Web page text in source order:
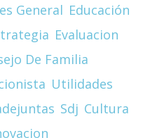
General Educación
Evaluacion
De Familia
Utilidades
Sdj Cultura